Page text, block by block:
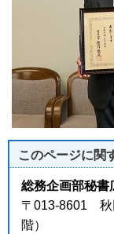
このページに関
総務企画部秘書
〒013-8601 秋
階）